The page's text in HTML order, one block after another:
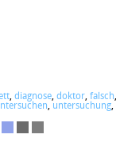
, diagnose, doktor, falsch,
, untersuchung,